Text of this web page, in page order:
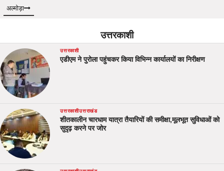
अल्मोड़ा
उत्तरकाशी
उत्तरकाशी
एडीएम ने पुरोला पहुंचकर किया विभिन्न कार्यालयों का निरीक्षण
उत्तरकाशीउत्तराखंड
शीतकालीन चारधाम यात्रा तैयारियों की समीक्षा,मूलभूत सुविधाओं को
सुदृढ़ करने पर जोर